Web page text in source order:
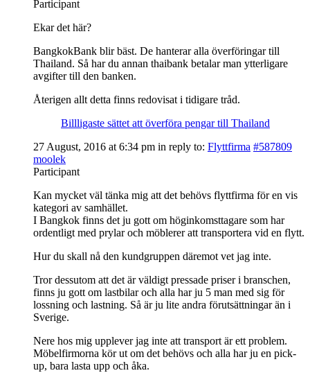
Participant
Ekar det här?
BangkokBank blir bäst. De hanterar alla överföringar till
Thailand. Så har du annan thaibank betalar man ytterligare
avgifter till den banken.
Återigen allt detta finns redovisat i tidigare tråd.
Billligaste sättet att överföra pengar till Thailand
27 August, 2016 at 6:34 pm in reply to: Flyttfirma #587809
moolek
Participant
Kan mycket väl tänka mig att det behövs flyttfirma för en vis
kategori av samhället.
I Bangkok finns det ju gott om höginkomsttagare som har
ordentligt med prylar och möblerer att transportera vid en flytt.
Hur du skall nå den kundgruppen däremot vet jag inte.
Tror dessutom att det är väldigt pressade priser i branschen,
finns ju gott om lastbilar och alla har ju 5 man med sig för
lossning och lastning. Så är ju lite andra förutsättningar än i
Sverige.
Nere hos mig upplever jag inte att transport är ett problem.
Möbelfirmorna kör ut om det behövs och alla har ju en pick-
up, bara lasta upp och åka.